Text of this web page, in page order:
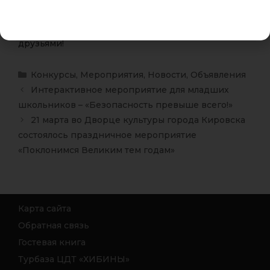
друзьями!
Конкурсы, Мероприятия, Новости, Объявления
Интерактивное мероприятие для младших
школьников – «Безопасность превыше всего!»
21 марта во Дворце культуры города Кировска
состоялось праздничное мероприятие
«Поклонимся Великим тем годам»
Карта сайта
Обратная связь
Гостевая книга
Турбаза ЦДТ «ХИБИНЫ»